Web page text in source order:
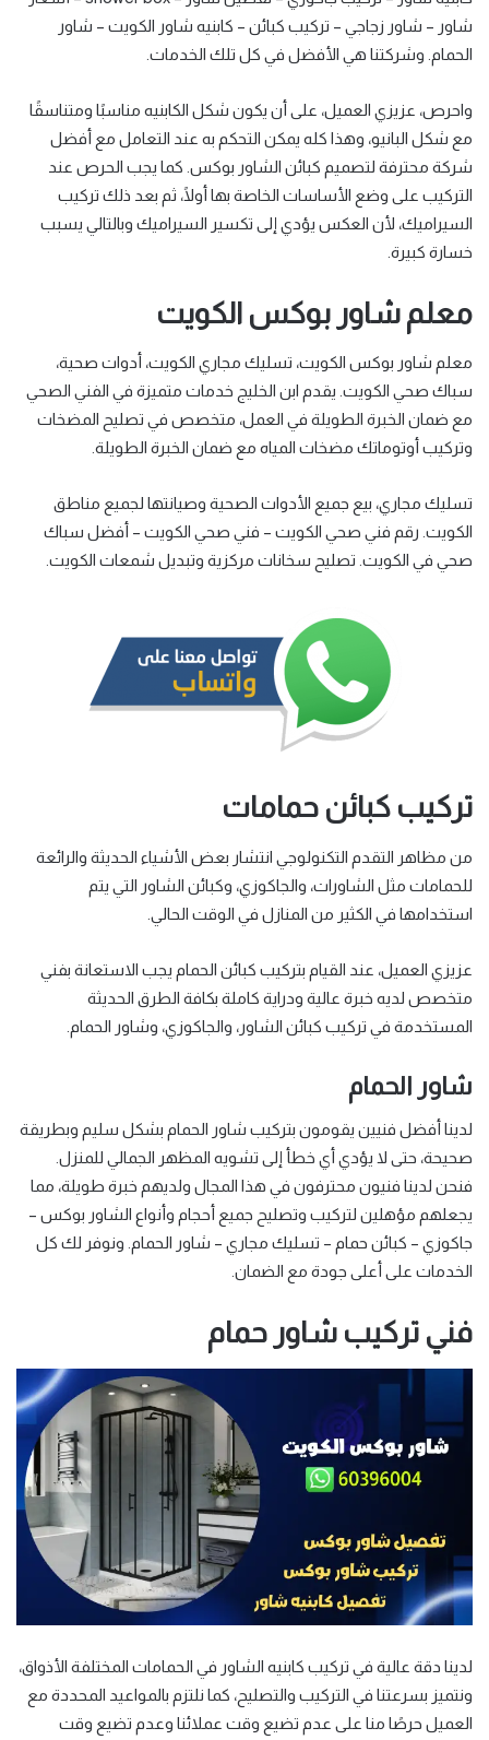
شاور – شاور زجاجي – تركيب كبائن – كابنيه شاور الكويت – شاور
الحمام. وشركتنا هي الأفضل في كل تلك الخدمات.
واحرص، عزيزي العميل، على أن يكون شكل الكابنيه مناسبًا ومتناسقًا
مع شكل البانيو، وهذا كله يمكن التحكم به عند التعامل مع أفضل
شركة محترفة لتصميم كبائن الشاور بوكس. كما يجب الحرص عند
التركيب على وضع الأساسات الخاصة بها أولًا، ثم بعد ذلك تركيب
السيراميك، لأن العكس يؤدي إلى تكسير السيراميك وبالتالي يسبب
خسارة كبيرة.
معلم شاور بوكس الكويت
معلم شاور بوكس الكويت، تسليك مجاري الكويت، أدوات صحية،
سباك صحي الكويت. يقدم ابن الخليج خدمات متميزة في الفني الصحي
مع ضمان الخبرة الطويلة في العمل، متخصص في تصليح المضخات
وتركيب أوتوماتك مضخات المياه مع ضمان الخبرة الطويلة.
تسليك مجاري، بيع جميع الأدوات الصحية وصيانتها لجميع مناطق
الكويت. رقم فني صحي الكويت – فني صحي الكويت – أفضل سباك
صحي في الكويت. تصليح سخانات مركزية وتبديل شمعات الكويت.
تركيب كبائن حمامات
من مظاهر التقدم التكنولوجي انتشار بعض الأشياء الحديثة والرائعة
للحمامات مثل الشاورات، والجاكوزي، وكبائن الشاور التي يتم
استخدامها في الكثير من المنازل في الوقت الحالي.
عزيزي العميل، عند القيام بتركيب كبائن الحمام يجب الاستعانة بفني
متخصص لديه خبرة عالية ودراية كاملة بكافة الطرق الحديثة
المستخدمة في تركيب كبائن الشاور، والجاكوزي، وشاور الحمام.
شاور الحمام
لدينا أفضل فنيين يقومون بتركيب شاور الحمام بشكل سليم وبطريقة
صحيحة، حتى لا يؤدي أي خطأ إلى تشويه المظهر الجمالي للمنزل.
فنحن لدينا فنيون محترفون في هذا المجال ولديهم خبرة طويلة، مما
يجعلهم مؤهلين لتركيب وتصليح جميع أحجام وأنواع الشاور بوكس –
جاكوزي – كبائن حمام – تسليك مجاري – شاور الحمام. ونوفر لك كل
الخدمات على أعلى جودة مع الضمان.
فني تركيب شاور حمام
لدينا دقة عالية في تركيب كابنيه الشاور في الحمامات المختلفة الأذواق،
ونتميز بسرعتنا في التركيب والتصليح، كما نلتزم بالمواعيد المحددة مع
العميل حرصًا منا على عدم تضيع وقت عملائنا وعدم تضيع وقت